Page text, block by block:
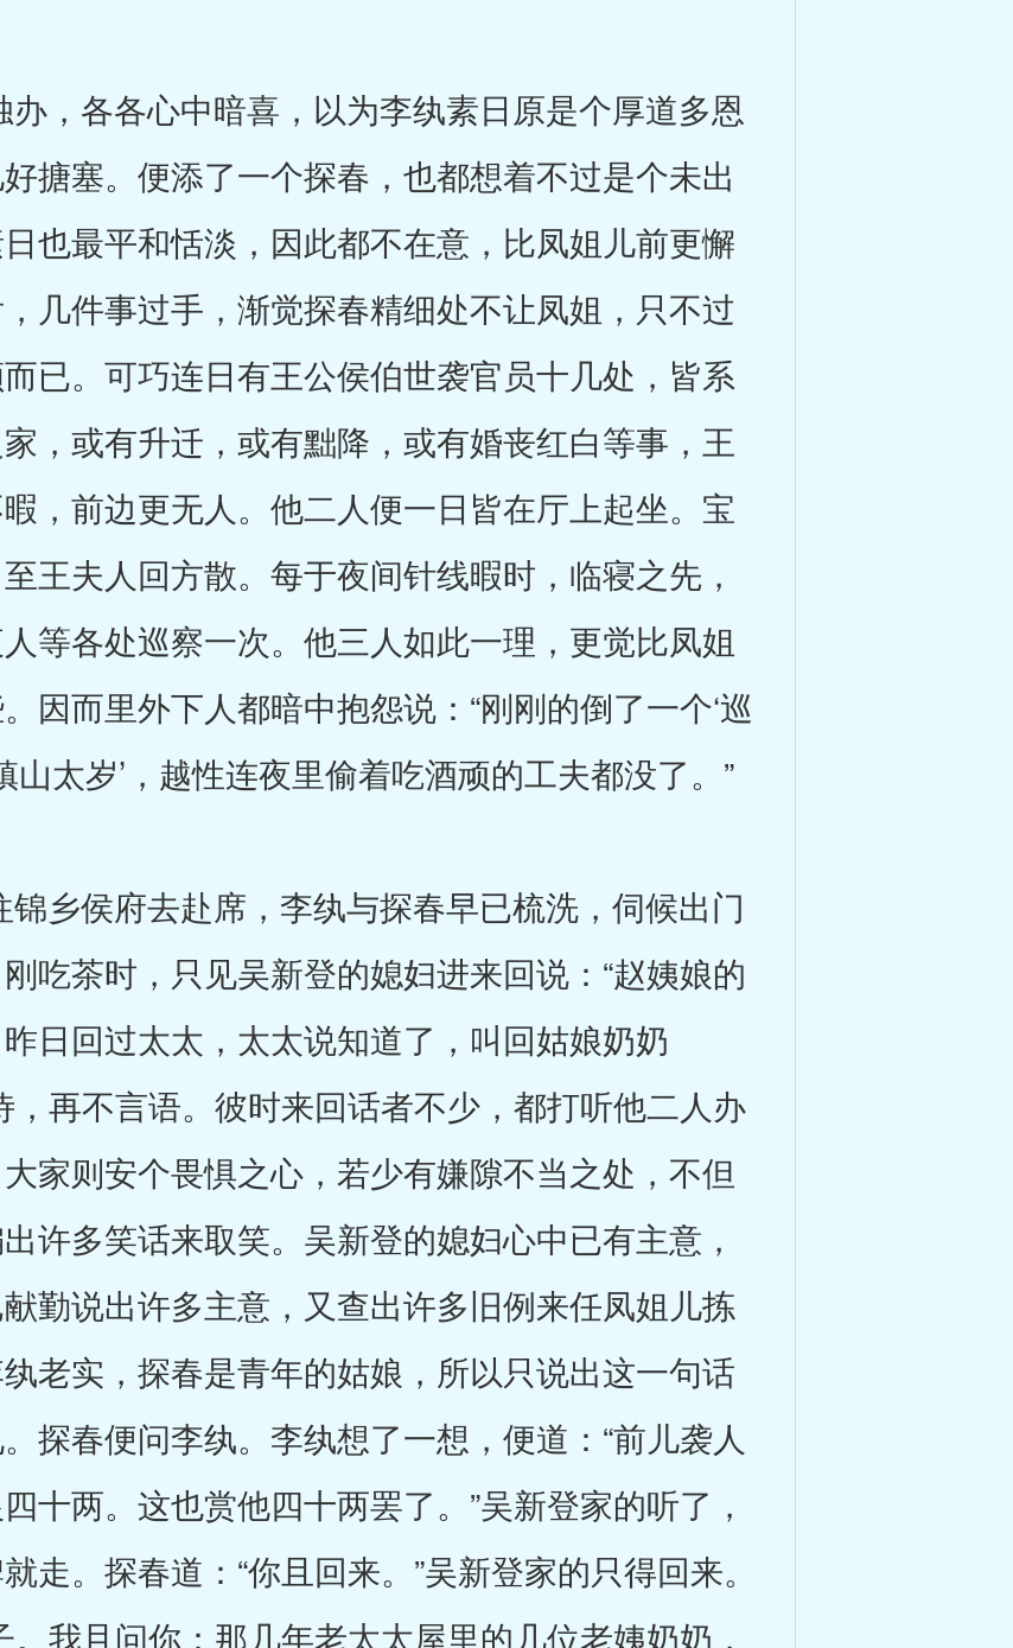
各各心中暗喜，以为李纨素日原是个厚道多恩
搪塞。便添了一个探春，也都想着不过是个未出
也最平和恬淡，因此都不在意，比凤姐儿前更懈
几件事过手，渐觉探春精细处不让凤姐，只不过
已。可巧连日有王公侯伯世袭官员十几处，皆系
，或有升迁，或有黜降，或有婚丧红白等事，王
，前边更无人。他二人便一日皆在厅上起坐。宝
王夫人回方散。每于夜间针线暇时，临寝之先，
等各处巡察一次。他三人如此一理，更觉比凤姐
因而里外下人都暗中抱怨说：“刚刚的倒了一个‘巡
山太岁’，越性连夜里偷着吃酒顽的工夫都没了。”
侯府去赴席，李纨与探春早已梳洗，伺候出门
吃茶时，只见吴新登的媳妇进来回说：“赵姨娘的
日回过太太，太太说知道了，叫回姑娘奶奶
，再不言语。彼时来回话者不少，都打听他二人办
家则安个畏惧之心，若少有嫌隙不当之处，不但
许多笑话来取笑。吴新登的媳妇心中已有主意，
勤说出许多主意，又查出许多旧例来任凤姐儿拣
老实，探春是青年的姑娘，所以只说出这一句话
探春便问李纨。李纨想了一想，便道：“前儿袭人
十两。这也赏他四十两罢了。”吴新登家的听了，
走。探春道：“你且回来。”吴新登家的只得回来。
我且问你：那几年老太太屋里的几位老姨奶奶，